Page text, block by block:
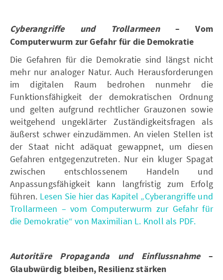
Cyberangriffe und Trollarmeen– Vom
Computerwurm zur Gefahr für die Demokratie
Die Gefahren für die Demokratie sind längst nicht
mehr nur analoger Natur. Auch Herausforderungen
im digitalen Raum bedrohen nunmehr die
Funktionsfähigkeit der demokratischen Ordnung
und gelten aufgrund rechtlicher Grauzonen sowie
weitgehend ungeklärter Zuständigkeitsfragen als
äußerst schwer einzudämmen. An vielen Stellen ist
der Staat nicht adäquat gewappnet, um diesen
Gefahren entgegenzutreten. Nur ein kluger Spagat
zwischen entschlossenem Handeln und
Anpassungsfähigkeit kann langfristig zum Erfolg
führen. Lesen Sie hier das Kapitel „Cyberangriffe und
Trollarmeen – vom Computerwurm zur Gefahr für
die Demokratie“ von Maximilian L. Knoll als PDF.
Autoritäre Propaganda und Einflussnahme –
Glaubwürdig bleiben, Resilienz stärken